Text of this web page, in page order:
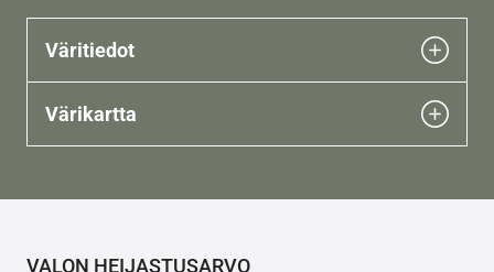
Väritiedot
Värikartta
VALON HEIJASTUSARVO